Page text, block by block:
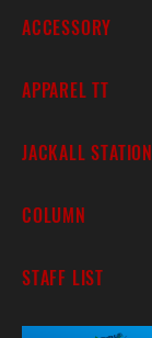
ACCESSORY
APPAREL TT
JACKALL STATION
COLUMN
STAFF LIST